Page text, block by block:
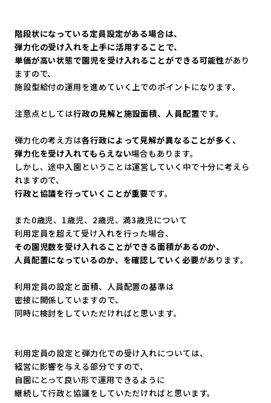
階段状になっている定員設定がある場合は、
弾力化の受け入れを上手に活用することで、
単価が高い状態で園児を受け入れることができる可能性があり
ますので、
施設型給付の運用を進めていく上でのポイントになります。
注意点としては行政の見解と施設面積、人員配置です。
弾力化の考え方は各行政によって見解が異なることが多く、
弾力化を受け入れてもらえない場合もあります。
しかし、途中入園ということは運営していく中で十分に考えら
れますので、
行政と協議を行っていくことが重要です。
また0歳児、1歳児、2歳児、満3歳児について
利用定員を超えて受け入れを行った場合、
その園児数を受け入れることができる面積があるのか、
人員配置になっているのか、を確認していく必要があります。
利用定員の設定と面積、人員配置の基準は
密接に関係していますので、
同時に検討をしていただければと思います。
利用定員の設定と弾力化での受け入れについては、
経営に影響を与える部分ですので、
自園にとって良い形で運用できるように
継続して行政と協議をしていただければと思います。